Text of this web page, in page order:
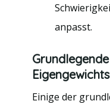
anpasst.
Grundlegende
Einige der